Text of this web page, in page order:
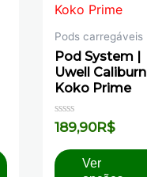
Pods carregáveis
Pod System |
Uwell Caliburn
Koko Prime
Avaliação
0
5
189,90R$
Ver